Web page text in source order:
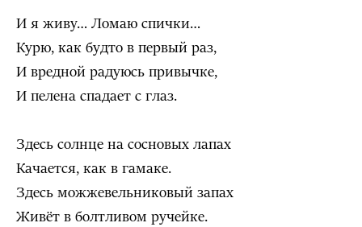
И я живу… Ломаю спички…
Курю, как будто в первый раз,
И вредной радуюсь привычке,
И пелена спадает с глаз.
Здесь солнце на сосновых лапах
Качается, как в гамаке.
Здесь можжевельниковый запах
Живёт в болтливом ручейке.